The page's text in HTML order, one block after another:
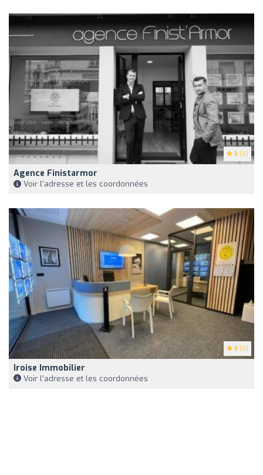
5 (5)
Agence Finistarmor
Voir l'adresse et les coordonnées
5 (5)
Iroise Immobilier
Voir l'adresse et les coordonnées